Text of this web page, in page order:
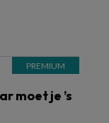
moet je ’s